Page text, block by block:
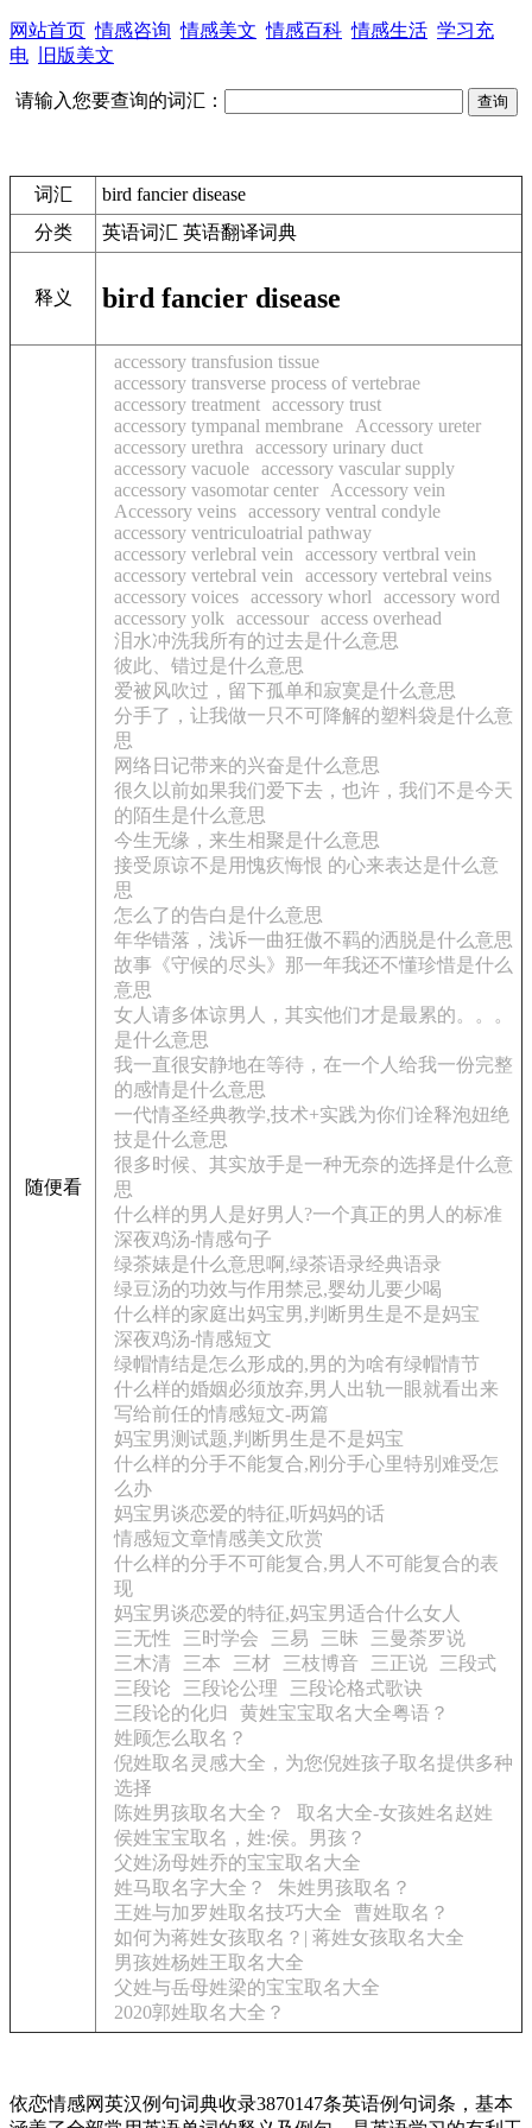
网站首页 情感咨询 情感美文 情感百科 情感生活 学习充
电
旧版美文
请输入您要查询的词汇：
词汇
bird fancier disease
分类
英语词汇 英语翻译词典
释义 bird fancier disease
随便看
accessory transfusion tissue
accessory transverse process of vertebrae
accessory treatment accessory trust
accessory tympanal membrane
Accessory ureter
accessory urethra
accessory urinary duct
accessory vacuole accessory vascular supply
accessory vasomotar center
Accessory vein
Accessory veins accessory ventral condyle
accessory ventriculoatrial pathway
accessory verlebral vein
accessory vertbral vein
accessory vertebral vein
accessory vertebral veins
accessory voices accessory whorl
accessory word
accessory yolk
accessour access overhead
泪水冲洗我所有的过去是什么意思
彼此、错过是什么意思
爱被风吹过，留下孤单和寂寞是什么意思
分手了，让我做一只不可降解的塑料袋是什么意
思
网络日记带来的兴奋是什么意思
很久以前如果我们爱下去，也许，我们不是今天
的陌生是什么意思
今生无缘，来生相聚是什么意思
接受原谅不是用愧疚悔恨 的心来表达是什么意
思
怎么了的告白是什么意思
年华错落，浅诉一曲狂傲不羁的洒脱是什么意思
故事《守候的尽头》那一年我还不懂珍惜是什么
意思
女人请多体谅男人，其实他们才是最累的。。。
是什么意思
我一直很安静地在等待，在一个人给我一份完整
的感情是什么意思
一代情圣经典教学,技术+实践为你们诠释泡妞绝
技是什么意思
很多时候、其实放手是一种无奈的选择是什么意
思
什么样的男人是好男人?一个真正的男人的标准
深夜鸡汤-情感句子
绿茶婊是什么意思啊,绿茶语录经典语录
绿豆汤的功效与作用禁忌,婴幼儿要少喝
什么样的家庭出妈宝男,判断男生是不是妈宝
深夜鸡汤-情感短文
绿帽情结是怎么形成的,男的为啥有绿帽情节
什么样的婚姻必须放弃,男人出轨一眼就看出来
写给前任的情感短文-两篇
妈宝男测试题,判断男生是不是妈宝
什么样的分手不能复合,刚分手心里特别难受怎
么办
妈宝男谈恋爱的特征,听妈妈的话
情感短文章情感美文欣赏
什么样的分手不可能复合,男人不可能复合的表
现
妈宝男谈恋爱的特征,妈宝男适合什么女人
三无性
三时学会 三易 三昧
三曼荼罗说
三木清
三本 三材 三枝博音 三正说
三段式
三段论
三段论公理
三段论格式歌诀
三段论的化归
黄姓宝宝取名大全粤语？
姓顾怎么取名？
倪姓取名灵感大全，为您倪姓孩子取名提供多种
选择
陈姓男孩取名大全？
取名大全-女孩姓名赵姓
侯姓宝宝取名，姓:侯。男孩？
父姓汤母姓乔的宝宝取名大全
姓马取名字大全？
朱姓男孩取名？
王姓与加罗姓取名技巧大全
曹姓取名？
如何为蒋姓女孩取名？| 蒋姓女孩取名大全
男孩姓杨姓王取名大全
父姓与岳母姓梁的宝宝取名大全
2020郭姓取名大全？
依恋情感网英汉例句词典收录3870147条英语例句词条，基本